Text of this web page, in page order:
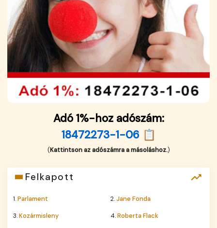
Adó 1%-hoz adószám:
18472273-1-06 📋
(Kattintson az adószámra a másoláshoz.)
Felkapott
1.Parlament 2.Jane Fonda
3.Kozármisleny 4.Roberta Flack